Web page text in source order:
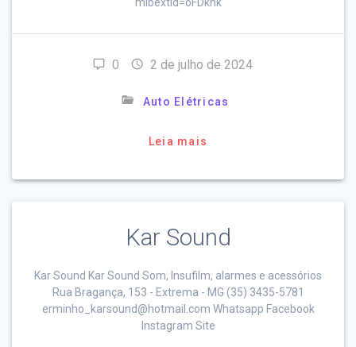
0 2 de julho de 2024
Auto Elétricas
Leia mais
Kar Sound
Kar Sound Kar Sound Som, Insufilm, alarmes e acessórios
Rua Bragança, 153 - Extrema - MG (35) 3435-5781
erminho_karsound@hotmail.com Whatsapp Facebook
Instagram Site